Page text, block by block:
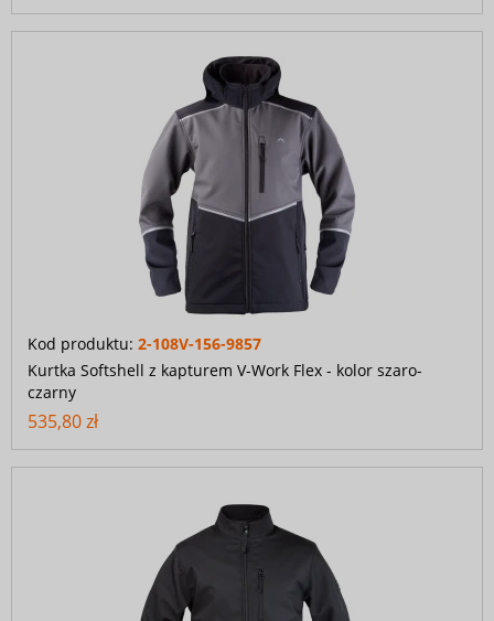
Kod produktu: 2-108V-156-9857
Kurtka Softshell z kapturem V-Work Flex - kolor szaro-
czarny
535,80 zł